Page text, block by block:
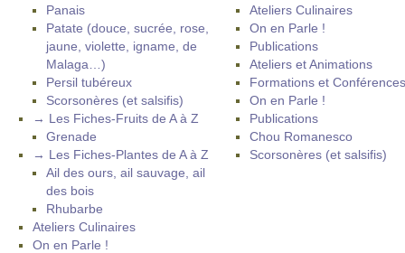
Panais
Patate (douce, sucrée, rose,
jaune, violette, igname, de
Malaga…)
Persil tubéreux
Scorsonères (et salsifis)
→ Les Fiches-Fruits de A à Z
Grenade
→ Les Fiches-Plantes de A à Z
Ail des ours, ail sauvage, ail
des bois
Rhubarbe
Ateliers Culinaires
On en Parle !
Ateliers Culinaires
On en Parle !
Publications
Ateliers et Animations
Formations et Conférences
On en Parle !
Publications
Chou Romanesco
Scorsonères (et salsifis)